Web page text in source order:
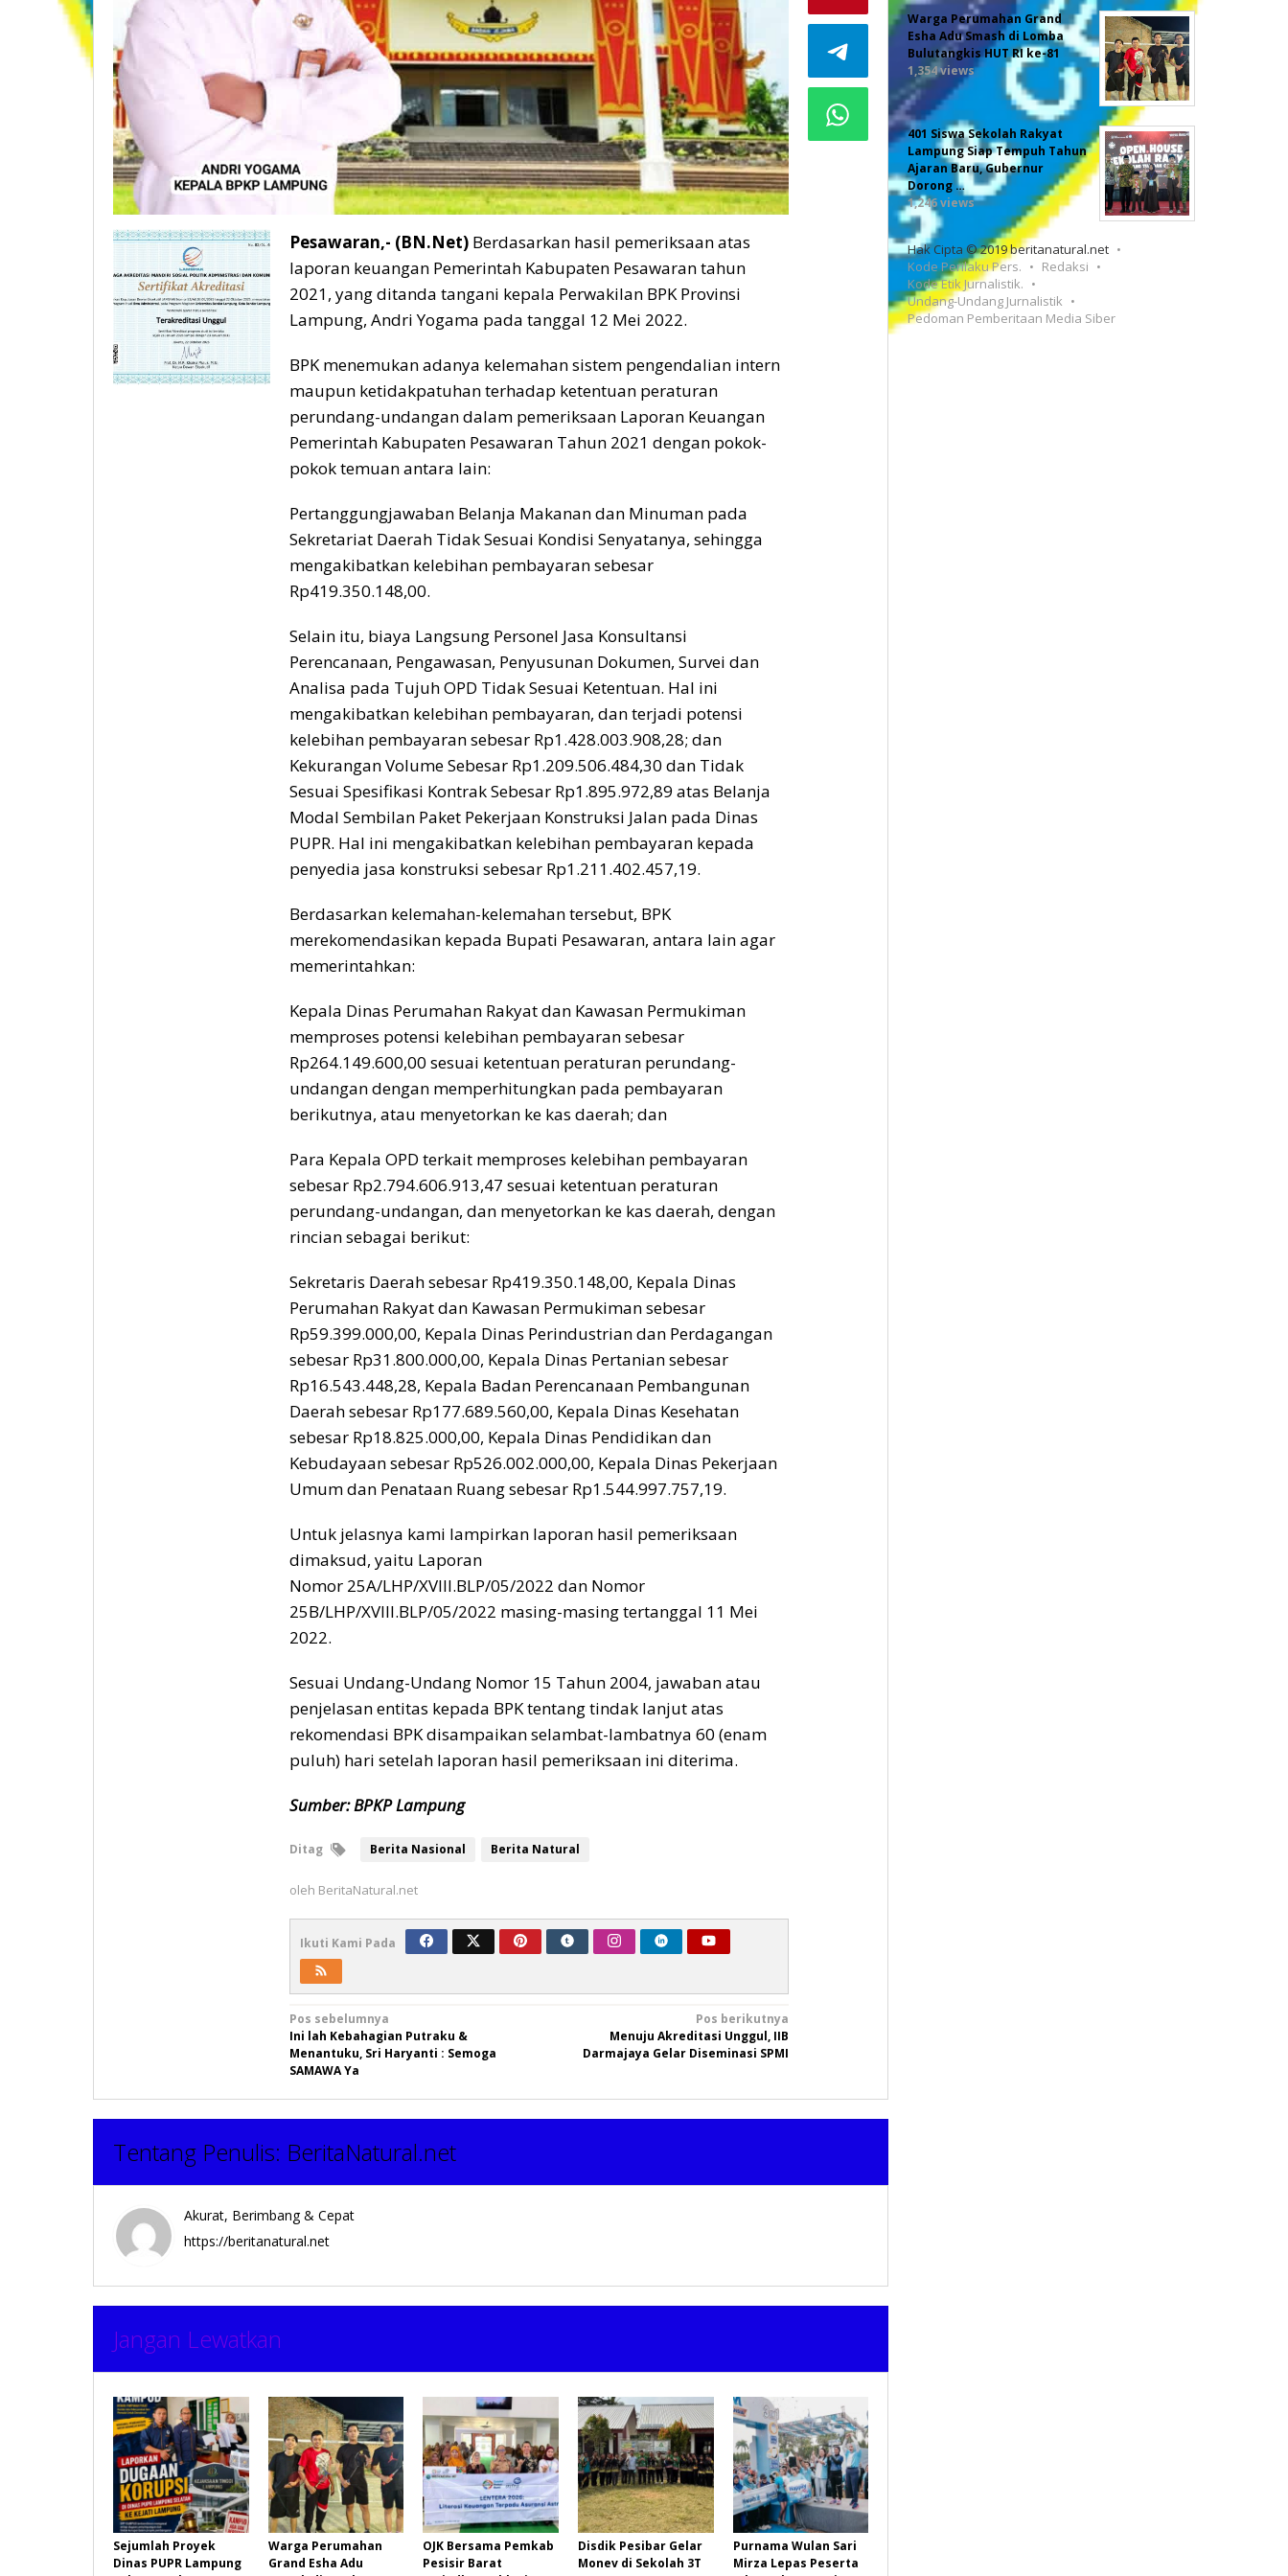
Pesawaran,- (BN.Net)Berdasarkan hasil pemeriksaan atas
laporan keuangan Pemerintah Kabupaten Pesawaran tahun
2021, yang ditanda tangani kepala Perwakilan BPK Provinsi
Lampung, Andri Yogama pada tanggal 12 Mei 2022.
BPK menemukan adanya kelemahan sistem pengendalian intern
maupun ketidakpatuhan terhadap ketentuan peraturan
perundang-undangan dalam pemeriksaan Laporan Keuangan
Pemerintah Kabupaten Pesawaran Tahun 2021 dengan pokok-
pokok temuan antara lain:
Pertanggungjawaban Belanja Makanan dan Minuman pada
Sekretariat Daerah Tidak Sesuai Kondisi Senyatanya, sehingga
mengakibatkan kelebihan pembayaran sebesar
Rp419.350.148,00.
Selain itu, biaya Langsung Personel Jasa Konsultansi
Perencanaan, Pengawasan, Penyusunan Dokumen, Survei dan
Analisa pada Tujuh OPD Tidak Sesuai Ketentuan. Hal ini
mengakibatkan kelebihan pembayaran, dan terjadi potensi
kelebihan pembayaran sebesar Rp1.428.003.908,28; dan
Kekurangan Volume Sebesar Rp1.209.506.484,30 dan Tidak
Sesuai Spesifikasi Kontrak Sebesar Rp1.895.972,89 atas Belanja
Modal Sembilan Paket Pekerjaan Konstruksi Jalan pada Dinas
PUPR. Hal ini mengakibatkan kelebihan pembayaran kepada
penyedia jasa konstruksi sebesar Rp1.211.402.457,19.
Berdasarkan kelemahan-kelemahan tersebut, BPK
merekomendasikan kepada Bupati Pesawaran, antara lain agar
memerintahkan:
Kepala Dinas Perumahan Rakyat dan Kawasan Permukiman
memproses potensi kelebihan pembayaran sebesar
Rp264.149.600,00 sesuai ketentuan peraturan perundang-
undangan dengan memperhitungkan pada pembayaran
berikutnya, atau menyetorkan ke kas daerah; dan
Para Kepala OPD terkait memproses kelebihan pembayaran
sebesar Rp2.794.606.913,47 sesuai ketentuan peraturan
perundang-undangan, dan menyetorkan ke kas daerah, dengan
rincian sebagai berikut:
Sekretaris Daerah sebesar Rp419.350.148,00, Kepala Dinas
Perumahan Rakyat dan Kawasan Permukiman sebesar
Rp59.399.000,00, Kepala Dinas Perindustrian dan Perdagangan
sebesar Rp31.800.000,00, Kepala Dinas Pertanian sebesar
Rp16.543.448,28, Kepala Badan Perencanaan Pembangunan
Daerah sebesar Rp177.689.560,00, Kepala Dinas Kesehatan
sebesar Rp18.825.000,00, Kepala Dinas Pendidikan dan
Kebudayaan sebesar Rp526.002.000,00, Kepala Dinas Pekerjaan
Umum dan Penataan Ruang sebesar Rp1.544.997.757,19.
Untuk jelasnya kami lampirkan laporan hasil pemeriksaan
dimaksud, yaitu Laporan
Nomor 25A/LHP/XVIII.BLP/05/2022 dan Nomor
25B/LHP/XVIII.BLP/05/2022 masing-masing tertanggal 11 Mei
2022.
Sesuai Undang-Undang Nomor 15 Tahun 2004, jawaban atau
penjelasan entitas kepada BPK tentang tindak lanjut atas
rekomendasi BPK disampaikan selambat-lambatnya 60 (enam
puluh) hari setelah laporan hasil pemeriksaan ini diterima.
Sumber: BPKP Lampung
Ditag Berita Nasional Berita Natural
oleh BeritaNatural.net
Ikuti Kami Pada
Navigasi
pos
Pos sebelumnya
Ini lah Kebahagian Putraku &
Menantuku, Sri Haryanti : Semoga
SAMAWA Ya
Pos berikutnya
Menuju Akreditasi Unggul, IIB
Darmajaya Gelar Diseminasi SPMI
Tentang Penulis: BeritaNatural.net
Akurat, Berimbang & Cepat
https://beritanatural.net
Jangan Lewatkan
Sejumlah Proyek
Dinas PUPR Lampung
Warga Perumahan
Grand Esha Adu
OJK Bersama Pemkab
Pesisir Barat
Disdik Pesibar Gelar
Monev di Sekolah 3T
Purnama Wulan Sari
Mirza Lepas Peserta
Warga Perumahan Grand
Esha Adu Smash di Lomba
Bulutangkis HUT RI ke-81
1,354 views
401 Siswa Sekolah Rakyat
Lampung Siap Tempuh Tahun
Ajaran Baru, Gubernur
Dorong …
1,246 views
Hak Cipta © 2019 beritanatural.net
Kode Perilaku Pers.
Redaksi
Kode Etik Jurnalistik.
Undang-Undang Jurnalistik
Pedoman Pemberitaan Media Siber